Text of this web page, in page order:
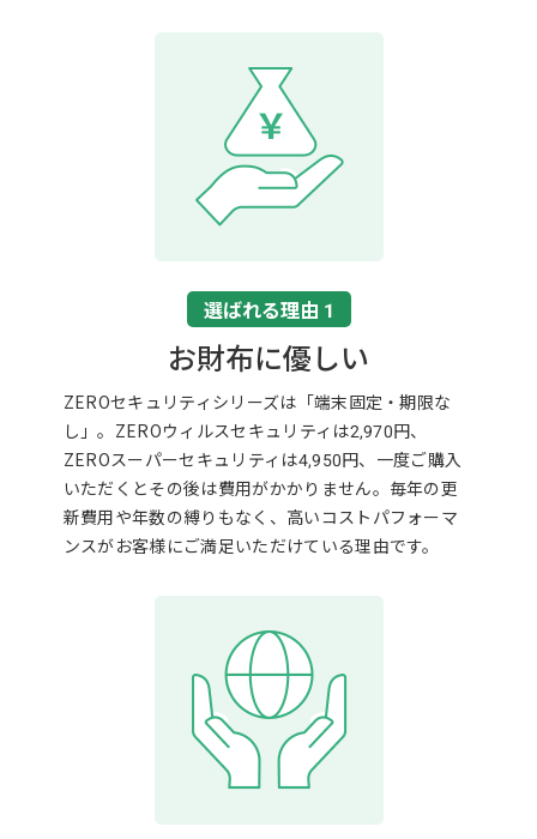
選ばれる理由 1
お財布に優しい
ZEROセキュリティシリーズは「端末固定・期限な
し」。ZEROウィルスセキュリティは2,970円、
ZEROスーパーセキュリティは4,950円、一度ご購入
いただくとその後は費用がかかりません。毎年の更
新費用や年数の縛りもなく、高いコストパフォーマ
ンスがお客様にご満足いただけている理由です。